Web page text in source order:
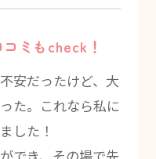
ミもcheck！
安だったけど、大
た。これなら私に
した！